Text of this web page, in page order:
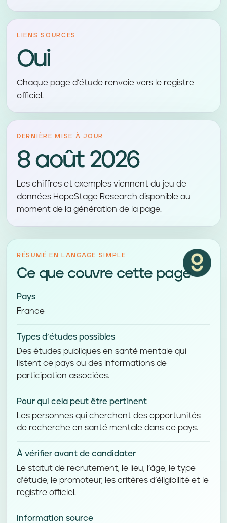
LIENS SOURCES
Oui
Chaque page d’étude renvoie vers le registre
officiel.
DERNIÈRE MISE À JOUR
8 août 2026
Les chiffres et exemples viennent du jeu de
données HopeStage Research disponible au
moment de la génération de la page.
RÉSUMÉ EN LANGAGE SIMPLE
Ce que couvre cette page
Pays
France
Types d’études possibles
Des études publiques en santé mentale qui
listent ce pays ou des informations de
participation associées.
Pour qui cela peut être pertinent
Les personnes qui cherchent des opportunités
de recherche en santé mentale dans ce pays.
À vérifier avant de candidater
Le statut de recrutement, le lieu, l’âge, le type
d’étude, le promoteur, les critères d’éligibilité et le
registre officiel.
Information source